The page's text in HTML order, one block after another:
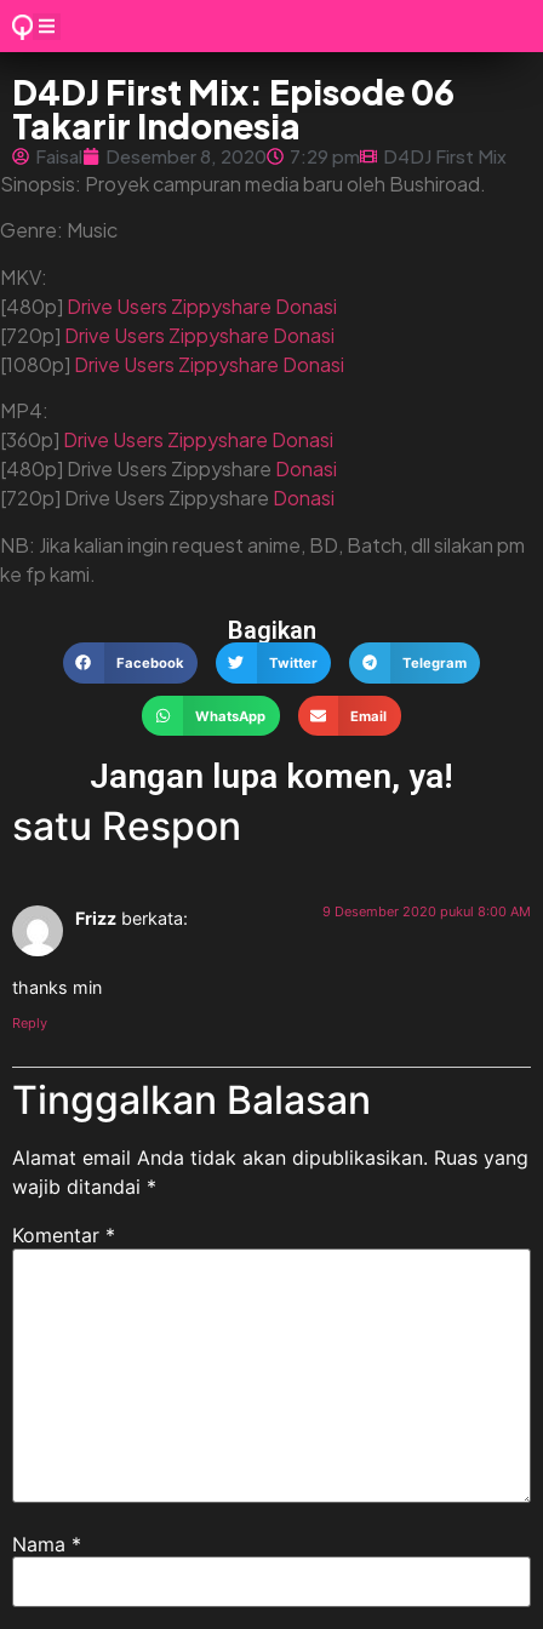
D4DJ First Mix: Episode 06
Takarir Indonesia
Faisal Desember 8, 2020 7:29 pm D4DJ First Mix
Sinopsis: Proyek campuran media baru oleh Bushiroad.
Genre: Music
MKV:
[480p] Drive Users Zippyshare Donasi
[720p] Drive Users Zippyshare Donasi
[1080p] Drive Users Zippyshare Donasi
MP4:
[360p] Drive Users Zippyshare Donasi
[480p] Drive Users Zippyshare Donasi
[720p] Drive Users Zippyshare Donasi
NB: Jika kalian ingin request anime, BD, Batch, dll silakan pm
ke fp kami.
Bagikan
Facebook Twitter Telegram
WhatsApp Email
Jangan lupa komen, ya!
satu Respon
Frizz berkata: 9 Desember 2020 pukul 8:00 AM
thanks min
Reply
Tinggalkan Balasan
Alamat email Anda tidak akan dipublikasikan. Ruas yang
wajib ditandai *
Komentar *
Nama *